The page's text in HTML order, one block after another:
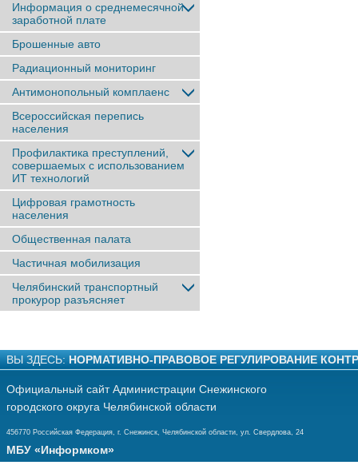
Информация о среднемесячной
заработной плате
Брошенные авто
Радиационный мониторинг
Антимонопольный комплаенс
Всероссийская перепись
населения
Профилактика преступлений,
совершаемых с использованием
ИТ технологий
Цифровая грамотность
населения
Общественная палата
Частичная мобилизация
Челябинский транспортный
прокурор разъясняет
ВЫ ЗДЕСЬ: НОРМАТИВНО-ПРАВОВОЕ РЕГУЛИРОВАНИЕ
Официальный сайт Администрации Снежинского
городского округа Челябинской области
456770 Российская Федерация, г. Снежинск, Челябинской области, ул. Свердлова, 24
МБУ «Информком»